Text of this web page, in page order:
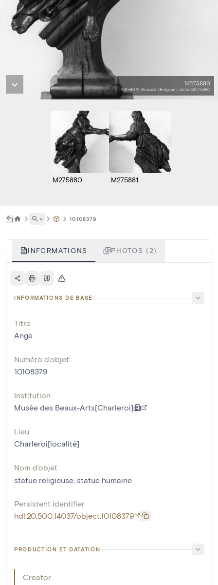
M275880
KIK-IRPA, Brussels (Belgium), cliché M275880
M275880 M275881
˅ 10108379
INFORMATIONS PHOTOS (2)
INFORMATIONS DE BASE
Titre
Ange
Numéro d'objet
10108379
Institution
Musée des Beaux-Arts[Charleroi]
Lieu
Charleroi[localité]
Nom d'objet
statue religieuse, statue humaine
Persistent identifier
hdl:20.500.14037/object.10108379
PRODUCTION ET DATATION
Creator